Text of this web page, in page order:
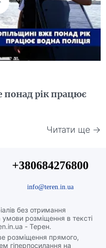
рік працює
Читати ще →
без отримання
розміщення в тексті
- Терен.
розміщення прямого,
гіперпосилання на
+380684276800
info@teren.in.ua